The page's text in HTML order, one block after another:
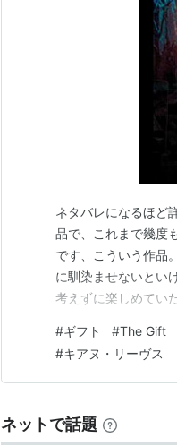
unknown アンノウン（
リトル・ミス・サンシ
インヴィンシブル 栄光
ファーストフード・ネイ
（2005） 声
がんばれ！ベアーズ ニ
ワンス・アンド・フォ
ボブ・クレイン 快楽を
恋する遺伝子（2001）
ディナー・ウィズ・フ
ベティ・サイズモア（
ギフト（2000） 出演
ミステリー・メン
ネタバレになるほど
品で、これまで幾度
です、こういう作品
に馴染ませないとい
考えずに楽しめてい
側を擁護するのが相
ける、エンカウント
#ギフト #The Gift
#キアヌ・リーヴス
ネットで話題